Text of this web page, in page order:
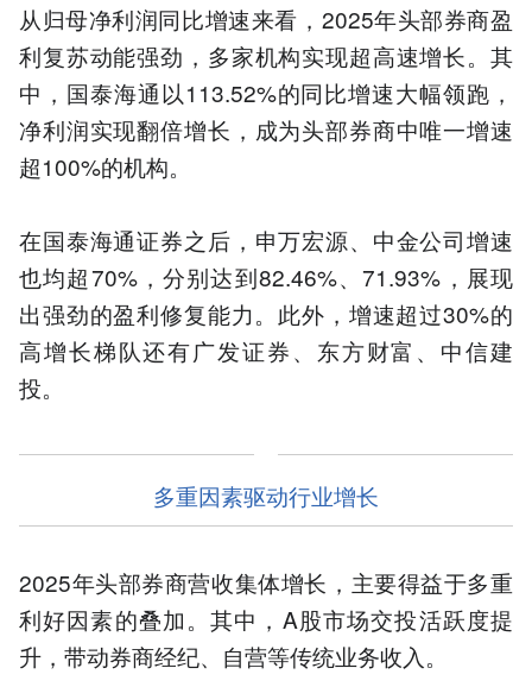
从归母净利润同比增速来看，2025年头部券商盈
利复苏动能强劲，多家机构实现超高速增长。其
中，国泰海通以113.52%的同比增速大幅领跑，
净利润实现翻倍增长，成为头部券商中唯一增速
超100%的机构。
在国泰海通证券之后，申万宏源、中金公司增速
也均超70%，分别达到82.46%、71.93%，展现
出强劲的盈利修复能力。此外，增速超过30%的
高增长梯队还有广发证券、东方财富、中信建
投。
多重因素驱动行业增长
2025年头部券商营收集体增长，主要得益于多重
利好因素的叠加。其中，A股市场交投活跃度提
升，带动券商经纪、自营等传统业务收入。